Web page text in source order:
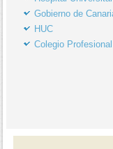
Gobierno de
HUC
Colegio